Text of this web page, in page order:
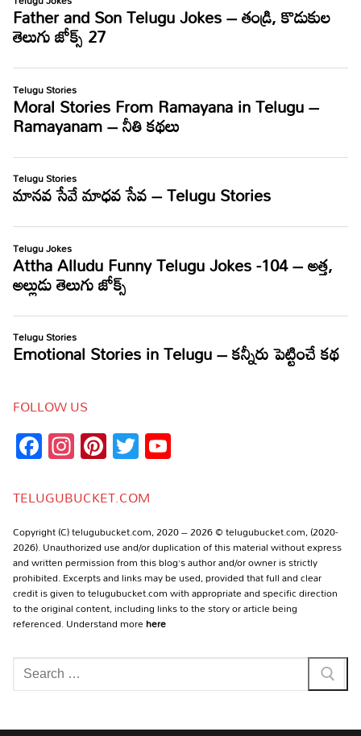
FOLLOW US
Facebook
Instagram
Pinterest
Twitter
TELUGUBUCKET.COM
Copyright (C) telugubucket.com, 2020 – 2026 © telugubucket.com, (2020-
2026). Unauthorized use and/or duplication of this material without express
and written permission from this blog’s author and/or owner is strictly
prohibited. Excerpts and links may be used, provided that full and clear
credit is given to telugubucket.com with appropriate and specific direction
to the original content, including links to the story or article being
referenced. Understand morehere
Search
for: